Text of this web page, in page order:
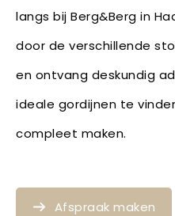
langs bij Berg&Berg in
door de verschillende
en ontvang deskundig
ideale gordijnen te
compleet maken.
Afspraak maken